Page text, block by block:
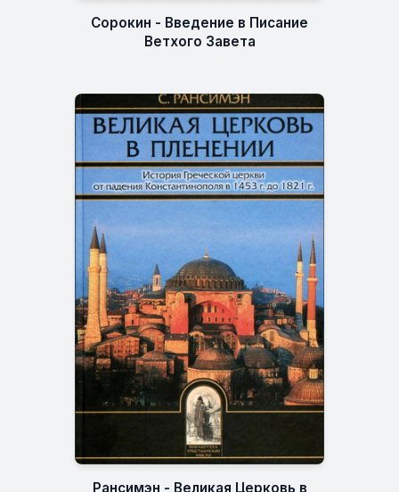
Сорокин - Введение в Писание
Ветхого Завета
Рансимэн - Великая Церковь в